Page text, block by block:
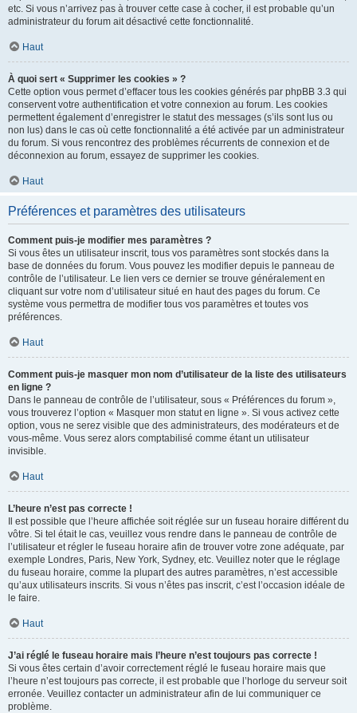
etc. Si vous n’arrivez pas à trouver cette case à cocher, il est probable qu’un
administrateur du forum ait désactivé cette fonctionnalité.
Haut
À quoi sert « Supprimer les cookies » ?
Cette option vous permet d’effacer tous les cookies générés par phpBB 3.3 qui
conservent votre authentification et votre connexion au forum. Les cookies
permettent également d’enregistrer le statut des messages (s’ils sont lus ou
non lus) dans le cas où cette fonctionnalité a été activée par un administrateur
du forum. Si vous rencontrez des problèmes récurrents de connexion et de
déconnexion au forum, essayez de supprimer les cookies.
Haut
Préférences et paramètres des utilisateurs
Comment puis-je modifier mes paramètres ?
Si vous êtes un utilisateur inscrit, tous vos paramètres sont stockés dans la
base de données du forum. Vous pouvez les modifier depuis le panneau de
contrôle de l’utilisateur. Le lien vers ce dernier se trouve généralement en
cliquant sur votre nom d’utilisateur situé en haut des pages du forum. Ce
système vous permettra de modifier tous vos paramètres et toutes vos
préférences.
Haut
Comment puis-je masquer mon nom d’utilisateur de la liste des utilisateurs
en ligne ?
Dans le panneau de contrôle de l’utilisateur, sous « Préférences du forum »,
vous trouverez l’option « Masquer mon statut en ligne ». Si vous activez cette
option, vous ne serez visible que des administrateurs, des modérateurs et de
vous-même. Vous serez alors comptabilisé comme étant un utilisateur
invisible.
Haut
L’heure n’est pas correcte !
Il est possible que l’heure affichée soit réglée sur un fuseau horaire différent du
vôtre. Si tel était le cas, veuillez vous rendre dans le panneau de contrôle de
l’utilisateur et régler le fuseau horaire afin de trouver votre zone adéquate, par
exemple Londres, Paris, New York, Sydney, etc. Veuillez noter que le réglage
du fuseau horaire, comme la plupart des autres paramètres, n’est accessible
qu’aux utilisateurs inscrits. Si vous n’êtes pas inscrit, c’est l’occasion idéale de
le faire.
Haut
J’ai réglé le fuseau horaire mais l’heure n’est toujours pas correcte !
Si vous êtes certain d’avoir correctement réglé le fuseau horaire mais que
l’heure n’est toujours pas correcte, il est probable que l’horloge du serveur soit
erronée. Veuillez contacter un administrateur afin de lui communiquer ce
problème.